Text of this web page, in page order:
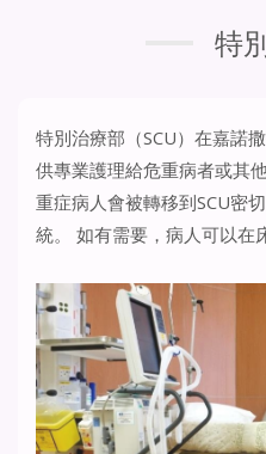
特
特別治療部（SCU）在嘉諾
供專業護理給危重病者或其
重症病人會被轉移到SCU密
統。 如有需要，病人可以在